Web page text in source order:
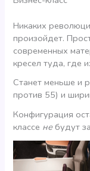
Никаких
произойдет.
современных
кресел туда, где
Станет меньше и
против 55) и
Конфигурация
классе небудут